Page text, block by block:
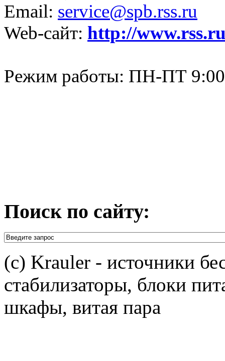
Email: service@spb.rss.ru
Web-сайт: http://
Режим работы: ПН-ПТ
Поиск по сайту:
(c) Krauler - источники
стабилизаторы, блоки
шкафы, витая пара